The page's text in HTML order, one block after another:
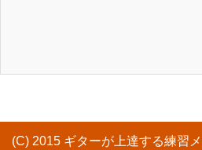
(C) 2015 ギターが上達する練習